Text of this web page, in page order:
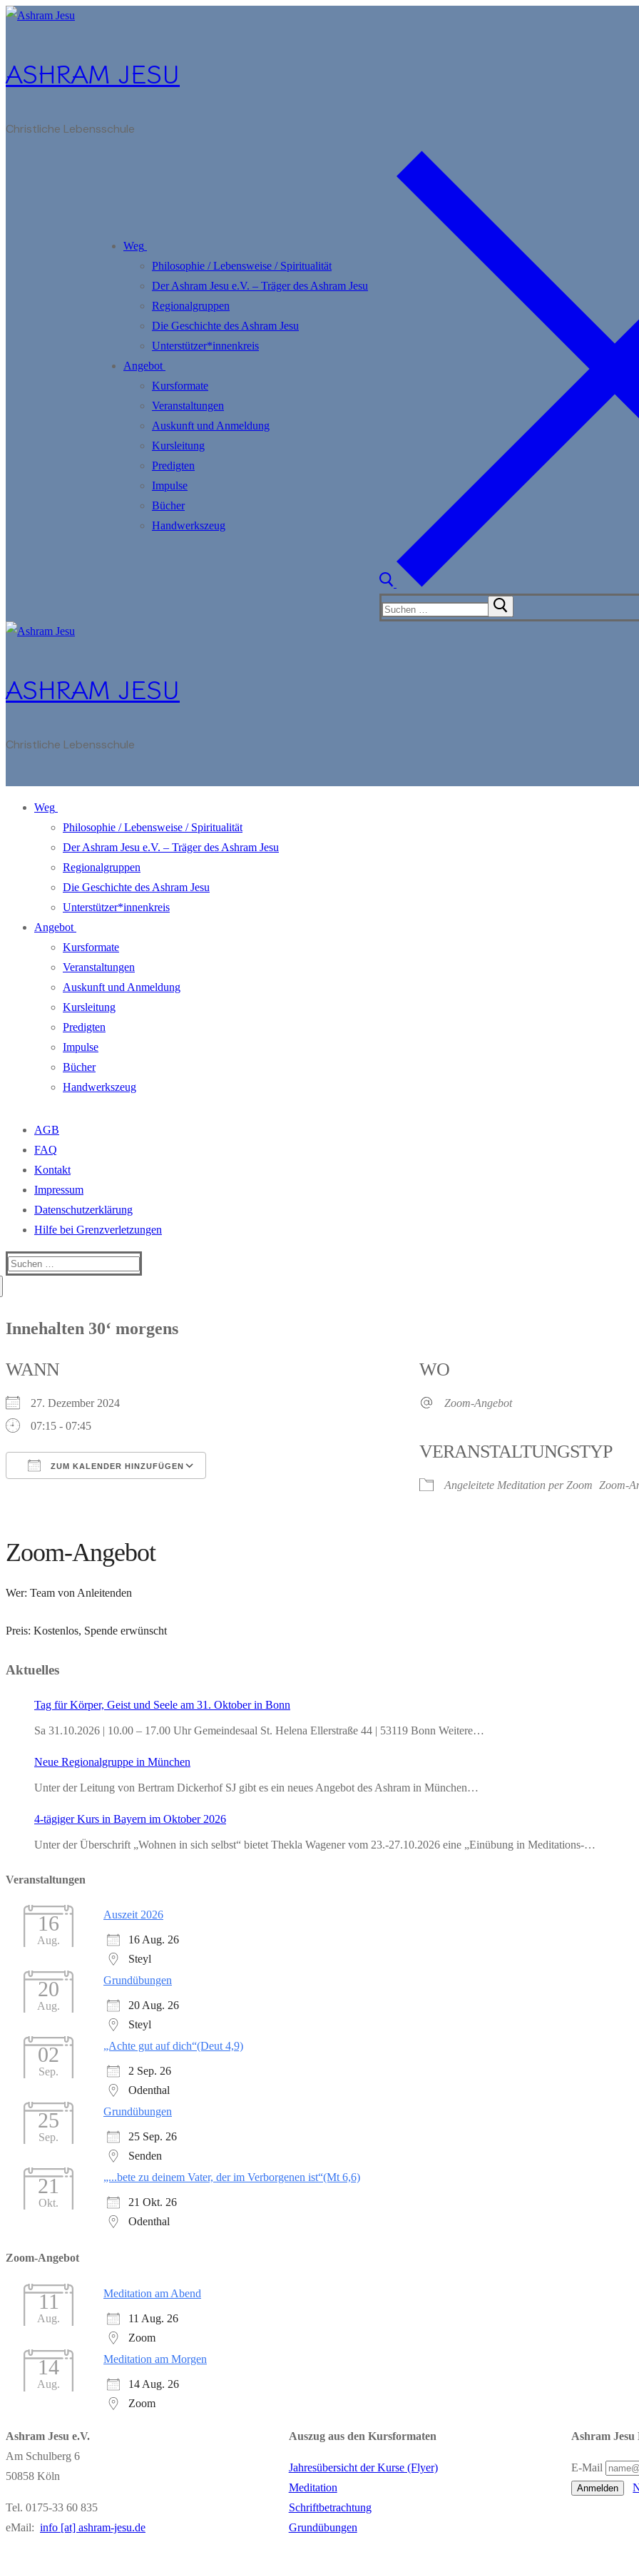
Zum
Menü
Schließen
ASHRAM JESU
Christliche Lebensschule
Weg
Philosophie / Lebensweise / Spiritualität
Der Ashram Jesu e.V. – Träger des Ashram Jesu
Regionalgruppen
Die Geschichte des Ashram Jesu
Unterstützer*innenkreis
Angebot
Kursformate
Veranstaltungen
Auskunft und Anmeldung
Kursleitung
Predigten
Impulse
Bücher
Handwerkszeug
Suchen
nach:
ASHRAM JESU
Christliche Lebensschule
Weg
Philosophie / Lebensweise / Spiritualität
Der Ashram Jesu e.V. – Träger des Ashram Jesu
Regionalgruppen
Die Geschichte des Ashram Jesu
Unterstützer*innenkreis
Angebot
Kursformate
Veranstaltungen
Auskunft und Anmeldung
Kursleitung
Predigten
Impulse
Bücher
Handwerkszeug
AGB
FAQ
Kontakt
Impressum
Datenschutzerklärung
Hilfe bei Grenzverletzungen
Suchen
Innehalten 30‘ morgens
WANN
27. Dezember 2024
07:15 - 07:45
ZUM KALENDER HINZUFÜGEN
WO
Zoom-Angebot
VERANSTALTUNGSTYP
Angeleitete Meditation per Zoom Zoom-
Zoom-Angebot
Wer: Team von Anleitenden
Preis: Kostenlos, Spende erwünscht
Aktuelles
Tag für Körper, Geist und Seele am 31. Oktober in Bonn
Sa 31.10.2026 | 10.00 – 17.00 Uhr Gemeindesaal St. Helena Ellerstraße 44 | 53119 Bonn Weitere…
Neue Regionalgruppe in München
Unter der Leitung von Bertram Dickerhof SJ gibt es ein neues Angebot des Ashram in München…
4-tägiger Kurs in Bayern im Oktober 2026
Unter der Überschrift „Wohnen in sich selbst“ bietet Thekla Wagener vom 23.-27.10.2026 eine „Einübung in Meditations-…
Veranstaltungen
16
Aug.
Auszeit 2026
16 Aug. 26
Steyl
20
Aug.
Grundübungen
20 Aug. 26
Steyl
02
Sep.
„Achte gut auf dich“(Deut 4,9)
2 Sep. 26
Odenthal
25
Sep.
Grundübungen
25 Sep. 26
Senden
21
Okt.
„...bete zu deinem Vater, der im Verborgenen ist“(Mt 6,6)
21 Okt. 26
Odenthal
Zoom-Angebot
11
Aug.
Meditation am Abend
11 Aug. 26
Zoom
14
Aug.
Meditation am Morgen
14 Aug. 26
Zoom
Ashram Jesu e.V.
Am Schulberg 6
50858 Köln
Tel. 0175-33 60 835
eMail: info [at] ashram-jesu.de
Auszug aus den Kursformaten
Jahresübersicht der Kurse (Flyer)
Meditation
Schriftbetrachtung
Grundübungen
Ashram Jesu
E-Mail
Anmelden